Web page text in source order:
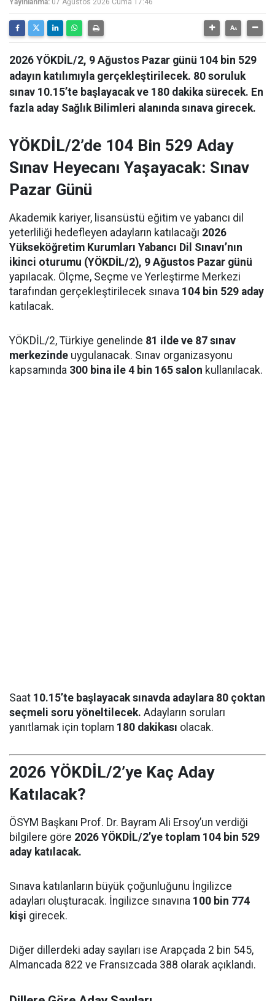
Yayınlanma: 07 Ağustos 2026 Cuma 17:46
2026 YÖKDİL/2, 9 Ağustos Pazar günü 104 bin 529
adayın katılımıyla gerçekleştirilecek. 80 soruluk
sınav 10.15’te başlayacak ve 180 dakika sürecek. En
fazla aday Sağlık Bilimleri alanında sınava girecek.
YÖKDİL/2’de 104 Bin 529 Aday
Sınav Heyecanı Yaşayacak: Sınav
Pazar Günü
Akademik kariyer, lisansüstü eğitim ve yabancı dil
yeterliliği hedefleyen adayların katılacağı 2026
Yükseköğretim Kurumları Yabancı Dil Sınavı’nın
ikinci oturumu (YÖKDİL/2), 9 Ağustos Pazar günü
yapılacak. Ölçme, Seçme ve Yerleştirme Merkezi
tarafından gerçekleştirilecek sınava 104 bin 529 aday
katılacak.
YÖKDİL/2, Türkiye genelinde 81 ilde ve 87 sınav
merkezinde uygulanacak. Sınav organizasyonu
kapsamında 300 bina ile 4 bin 165 salon kullanılacak.
Saat 10.15’te başlayacak sınavda adaylara 80 çoktan
seçmeli soru yöneltilecek. Adayların soruları
yanıtlamak için toplam 180 dakikası olacak.
2026 YÖKDİL/2’ye Kaç Aday
Katılacak?
ÖSYM Başkanı Prof. Dr. Bayram Ali Ersoy’un verdiği
bilgilere göre 2026 YÖKDİL/2’ye toplam 104 bin 529
aday katılacak.
Sınava katılanların büyük çoğunluğunu İngilizce
adayları oluşturacak. İngilizce sınavına 100 bin 774
kişi girecek.
Diğer dillerdeki aday sayıları ise Arapçada 2 bin 545,
Almancada 822 ve Fransızcada 388 olarak açıklandı.